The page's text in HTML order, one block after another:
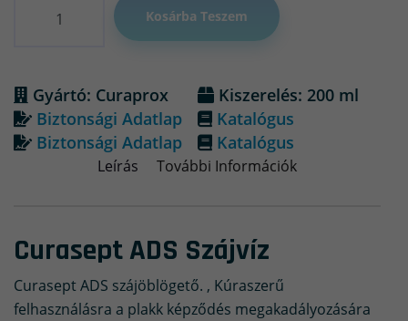
Kosárba Teszem
Gyártó: Curaprox
Kiszerelés: 200 ml
Biztonsági Adatlap
Katalógus
Biztonsági Adatlap
Katalógus
Leírás További Információk
Curasept ADS Szájvíz
Curasept ADS szájöblögető. , Kúraszerű
felhasználásra a plakk képződés megakadályozására